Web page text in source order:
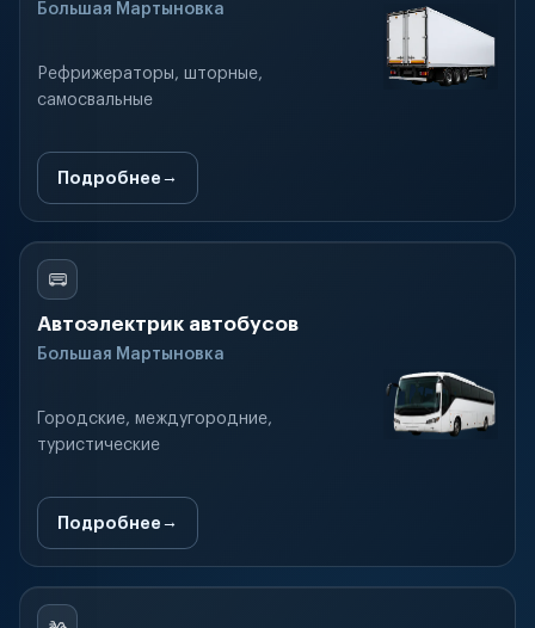
Большая Мартыновка
Рефрижераторы, шторные,
самосвальные
Подробнее
Автоэлектрик автобусов
Большая Мартыновка
Городские, междугородние,
туристические
Подробнее